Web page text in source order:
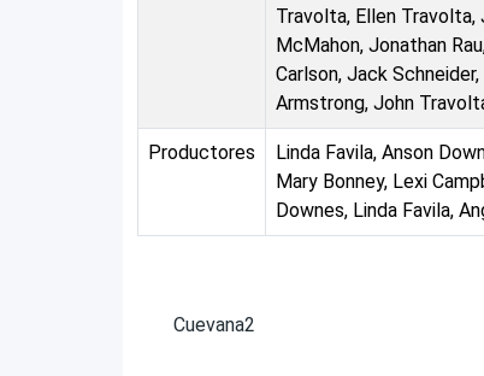
Travolta, Ellen Travolta,
McMahon, Jonathan
Carlson, Jack
Armstrong, John
Productores
Linda Favila, Anson
Mary Bonney, Lexi
Downes, Linda Favila,
Cuevana2